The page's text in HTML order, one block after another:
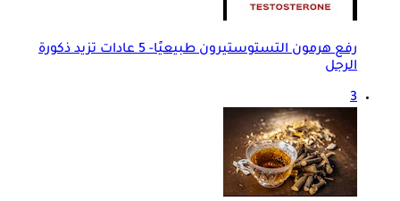
رفع هرمون التستوستيرون طبيعيًا- 5 عادات تزيد ذكورة
الرجل
3